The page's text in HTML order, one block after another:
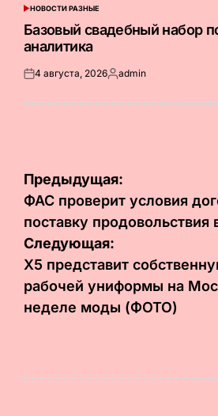
ОПУБЛИКОВАНО
В
НОВОСТИ РАЗНЫЕ
Базовый свадебный набор
аналитика
Опубликовано
4 августа, 2026Запись
admin
Навигация
по
записям
Предыдущая:
ФАС проверит условия
поставку продовольствия
Следующая:
Х5 представит
рабочей униформы на
неделе моды (ФОТО)